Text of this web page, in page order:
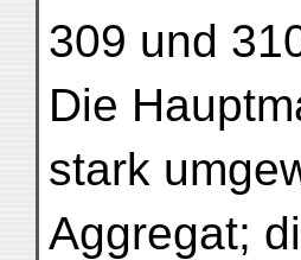
309 und
Die
stark
Aggregat;